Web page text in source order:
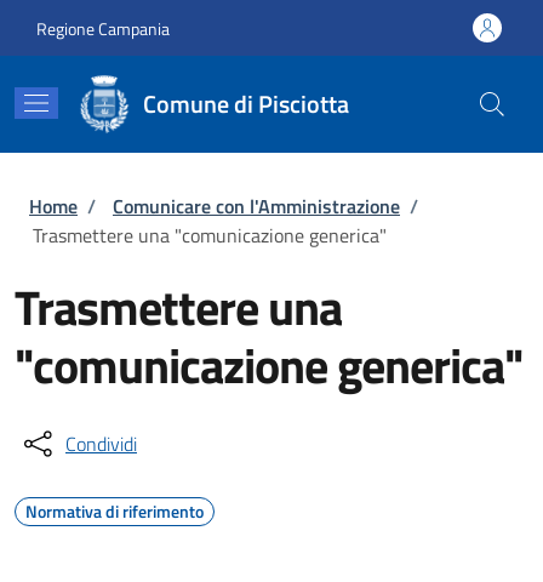
Regione Campania
Comune di Pisciotta
Briciole di pane
Home / Comunicare con l'Amministrazione /
Trasmettere una "comunicazione generica"
Trasmettere una
"comunicazione generica"
Condividi
Normativa di riferimento